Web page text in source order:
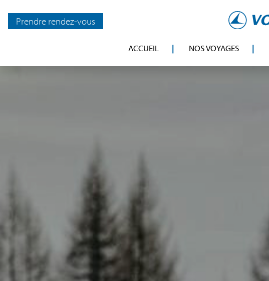
Prendre rendez-vous
ACCUEIL NOS VOYAGES